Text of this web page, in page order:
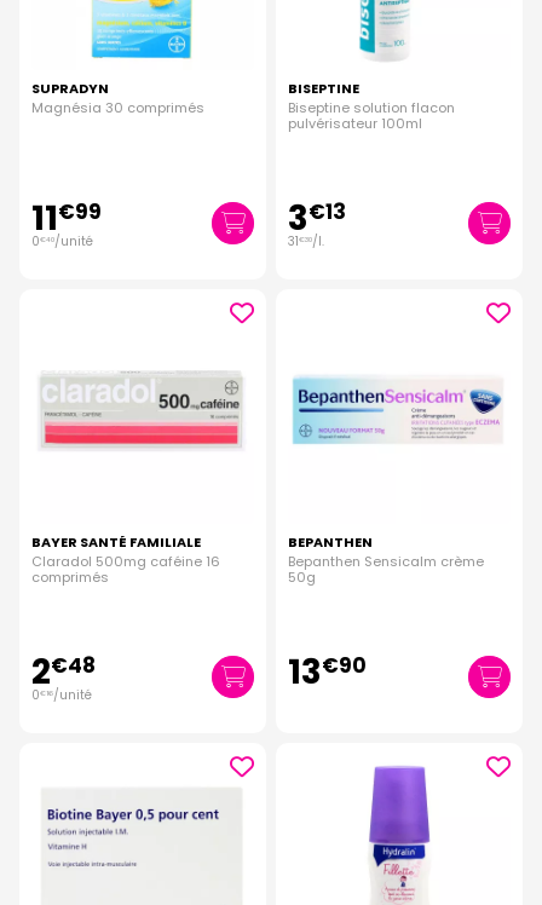
SUPRADYN
Magnésia 30 comprimés
11€99
0€40/unité
BISEPTINE
Biseptine solution flacon
pulvérisateur 100ml
3€13
31€30/l.
BAYER SANTÉ FAMILIALE
Claradol 500mg caféine 16
comprimés
2€48
0€ 16/unité
BEPANTHEN
Bepanthen Sensicalm crème
50g
13€90